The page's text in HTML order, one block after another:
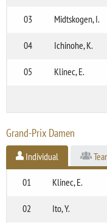
03 Midtskogen, I.
04 Ichinohe, K.
05 Klinec, E.
Grand-Prix Damen
Individual
01 Klinec, E.
02 Ito, Y.